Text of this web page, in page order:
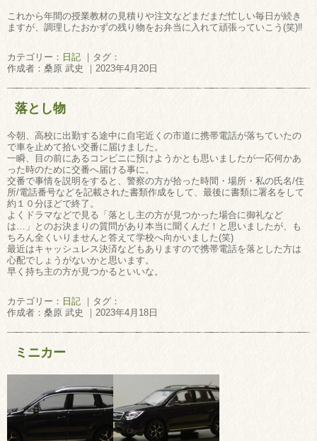
これから年間の授業教材の見積りや注文などまだまだ忙しい毎日が続き
ますが、調理したおかずの残り物をお弁当に入れて頑張っていこう(笑)‼
カテゴリー： 日記 ｜タグ：
作成者：桑原 武史 ｜2023年4月20日
落とし物
今朝、高校に出勤する途中に自宅近くの市道に携帯電話が落ちていたの
で車を止めて拾い交番に届けました。
一瞬、目の前にあるコンビニに預けようかとも思いましたが一応何かあ
った時のために交番へ届ける事に。
交番で事情を説明をすると、警察の方が拾った時間・場所・私の氏名/住
所/電話番号などを記載された書類作成をして、最後に書類に署名をして
約１０分ほどで終了。
よくドラマなどで見る「落とし主の方が見つかった場合に御礼など
は…」とのお決まりの質問があり本当に聞くんだ！と思いましたが、も
ちろん全くいりませんと答えて学校へ向かいました(笑)
最近はキャッシュレス決済などもありますので携帯電話を落とした方は
心配でしょうがないかと思います。
早く持ち主の方が見つかるといいな。
カテゴリー： 日記 ｜タグ：
作成者：桑原 武史 ｜2023年4月18日
ミニカー